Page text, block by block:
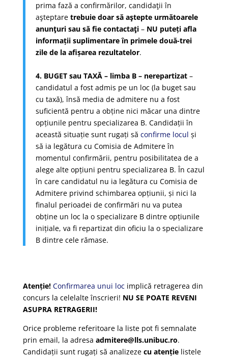
prima fază a confirmărilor, candidaţii în
aşteptare trebuie doar să aştepte următoarele
anunţuri sau să fie contactaţi– NU puteți afla
informații suplimentare în primele două-trei
zile de la afișarea rezultatelor.
4. BUGET sau TAXĂ – limba B – nerepartizat–
candidatul a fost admis pe un loc (la buget sau
cu taxă), însă media de admitere nu a fost
suficientă pentru a obține nici măcar una dintre
opțiunile pentru specializarea B. Candidații în
această situație sunt rugați să confirme locul și
să ia legătura cu Comisia de Admitere în
momentul confirmării, pentru posibilitatea de a
alege alte opțiuni pentru specializarea B. În cazul
în care candidatul nu ia legătura cu Comisia de
Admitere privind schimbarea opțiunii, și nici la
finalul perioadei de confirmări nu va putea
obține un loc la o specializare B dintre opțiunile
inițiale, va fi repartizat din oficiu la o specializare
B dintre cele rămase.
Atenție! Confirmarea unui loc implică retragerea din
concurs la celelalte înscrieri! NU SE POATE REVENI
ASUPRA RETRAGERII!
Orice probleme referitoare la liste pot fi semnalate
prin email, la adresa admitere@lls.unibuc.ro.
Candidații sunt rugați să analizeze cu atențielistele